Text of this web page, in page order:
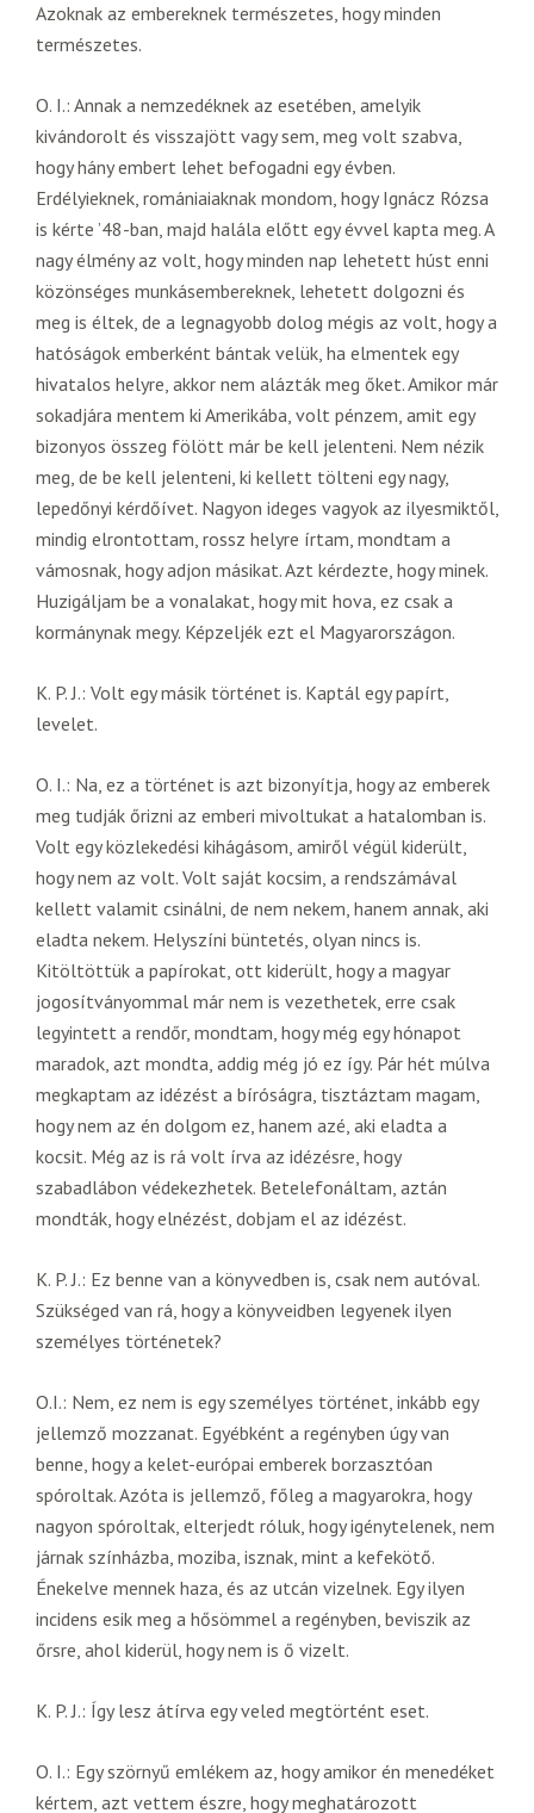
Azoknak az embereknek természetes, hogy minden
természetes.
O. I.: Annak a nemzedéknek az esetében, amelyik
kivándorolt és visszajött vagy sem, meg volt szabva,
hogy hány embert lehet befogadni egy évben.
Erdélyieknek, romániaiaknak mondom, hogy Ignácz Rózsa
is kérte ’48-ban, majd halála előtt egy évvel kapta meg. A
nagy élmény az volt, hogy minden nap lehetett húst enni
közönséges munkásembereknek, lehetett dolgozni és
meg is éltek, de a legnagyobb dolog mégis az volt, hogy a
hatóságok emberként bántak velük, ha elmentek egy
hivatalos helyre, akkor nem alázták meg őket. Amikor már
sokadjára mentem ki Amerikába, volt pénzem, amit egy
bizonyos összeg fölött már be kell jelenteni. Nem nézik
meg, de be kell jelenteni, ki kellett tölteni egy nagy,
lepedőnyi kérdőívet. Nagyon ideges vagyok az ilyesmiktől,
mindig elrontottam, rossz helyre írtam, mondtam a
vámosnak, hogy adjon másikat. Azt kérdezte, hogy minek.
Huzigáljam be a vonalakat, hogy mit hova, ez csak a
kormánynak megy. Képzeljék ezt el Magyarországon.
K. P. J.: Volt egy másik történet is. Kaptál egy papírt,
levelet.
O. I.: Na, ez a történet is azt bizonyítja, hogy az emberek
meg tudják őrizni az emberi mivoltukat a hatalomban is.
Volt egy közlekedési kihágásom, amiről végül kiderült,
hogy nem az volt. Volt saját kocsim, a rendszámával
kellett valamit csinálni, de nem nekem, hanem annak, aki
eladta nekem. Helyszíni büntetés, olyan nincs is.
Kitöltöttük a papírokat, ott kiderült, hogy a magyar
jogosítványommal már nem is vezethetek, erre csak
legyintett a rendőr, mondtam, hogy még egy hónapot
maradok, azt mondta, addig még jó ez így. Pár hét múlva
megkaptam az idézést a bíróságra, tisztáztam magam,
hogy nem az én dolgom ez, hanem azé, aki eladta a
kocsit. Még az is rá volt írva az idézésre, hogy
szabadlábon védekezhetek. Betelefonáltam, aztán
mondták, hogy elnézést, dobjam el az idézést.
K. P. J.: Ez benne van a könyvedben is, csak nem autóval.
Szükséged van rá, hogy a könyveidben legyenek ilyen
személyes történetek?
O.I.: Nem, ez nem is egy személyes történet, inkább egy
jellemző mozzanat. Egyébként a regényben úgy van
benne, hogy a kelet-európai emberek borzasztóan
spóroltak. Azóta is jellemző, főleg a magyarokra, hogy
nagyon spóroltak, elterjedt róluk, hogy igénytelenek, nem
járnak színházba, moziba, isznak, mint a kefekötő.
Énekelve mennek haza, és az utcán vizelnek. Egy ilyen
incidens esik meg a hősömmel a regényben, beviszik az
őrsre, ahol kiderül, hogy nem is ő vizelt.
K. P. J.: Így lesz átírva egy veled megtörtént eset.
O. I.: Egy szörnyű emlékem az, hogy amikor én menedéket
kértem, azt vettem észre, hogy meghatározott